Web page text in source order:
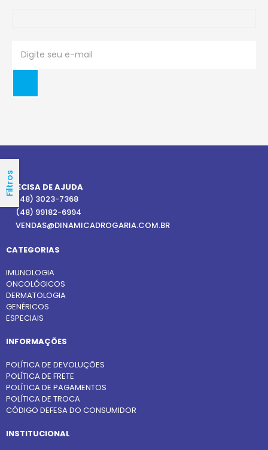
Filtros
PRECISA DE AJUDA
(48) 3023-7368
(48) 99182-6994
VENDAS@DINAMICADROGARIA.COM.BR
CATEGORIAS
IMUNOLOGIA
ONCOLÓGICOS
DERMATOLOGIA
GENÉRICOS
ESPECIAIS
INFORMAÇÕES
POLÍTICA DE DEVOLUÇÕES
POLÍTICA DE FRETE
POLÍTICA DE PAGAMENTOS
POLÍTICA DE TROCA
CÓDIGO DEFESA DO CONSUMIDOR
INSTITUCIONAL